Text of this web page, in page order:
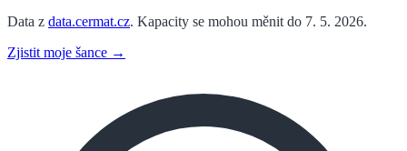
Data z data.cermat.cz. Kapacity se mohou měnit do 7. 5. 2026.
Zjistit moje šance →